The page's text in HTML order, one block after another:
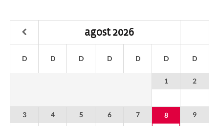
agost 2026
D D D D D D D
1 2
3 4 5 6 7 8 9